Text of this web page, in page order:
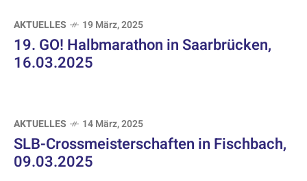
AKTUELLES 19 März, 2025
19. GO! Halbmarathon in Saarbrücken,
16.03.2025
AKTUELLES 14 März, 2025
SLB-Crossmeisterschaften in Fischbach,
09.03.2025